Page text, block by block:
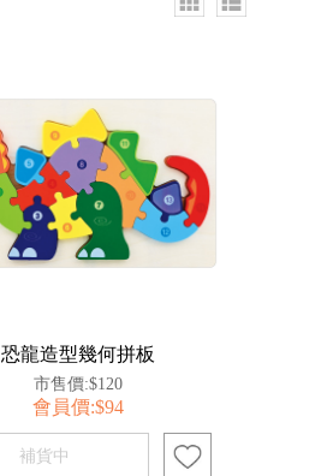
恐龍造型幾何拼板
市售價:$120
會員價:$94